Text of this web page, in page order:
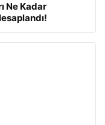
Ne Kadar